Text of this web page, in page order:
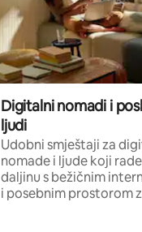
Digitalni nomadi i
ljudi
Udobni smještaji za
nomade i ljude koji
daljinu s bežičnim
i posebnim prostorom